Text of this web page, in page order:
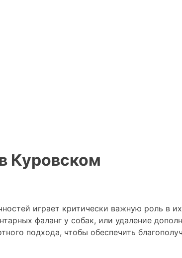
Куровском
играет критически важную роль в
фаланг у собак, или удаление
подхода, чтобы обеспечить